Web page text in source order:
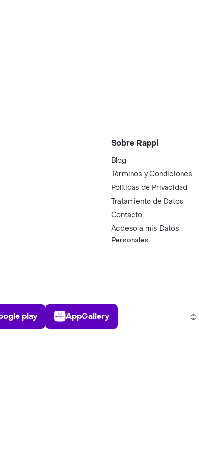
Sobre Rappi
Blog
Términos y Condiciones
Políticas de Privacidad
Tratamiento de Datos
Contacto
Acceso a mis Datos
Personales
Play Store
play
AppGallery
AppGallery ©